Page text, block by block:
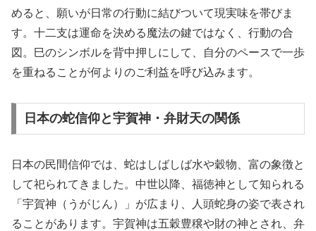
めると、願いが日常の行動に結びついて現実味を帯びま
す。十二支は運命を決める魔法の鍵ではなく、行動の合
図。巳のシンボルを背中押しにして、自分のペースで一歩
を重ねることが何よりのご利益を呼び込みます。
日本の蛇信仰と宇賀神・弁財天の関係
日本の民間信仰では、蛇はしばしば水や穀物、富の象徴と
して祀られてきました。中世以降、福徳神として知られる
「宇賀神（うがじん）」が広まり、人頭蛇身の姿で表され
ることがあります。宇賀神は五穀豊穣や財の神とされ、弁